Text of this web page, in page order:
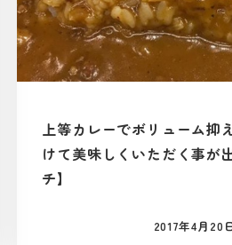
上等カレーでボリューム抑
けて美味しくいただく事が
チ】
投稿日
2017年4月20